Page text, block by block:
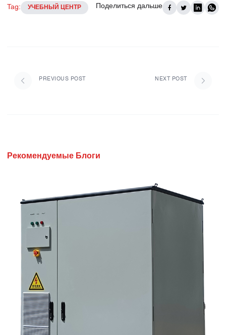
Tag: УЧЕБНЫЙ ЦЕНТР Поделиться дальше
PREVIOUS POST NEXT POST
Рекомендуемые Блоги